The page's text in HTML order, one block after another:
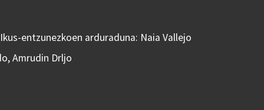
entzunezkoen arduraduna: Naia Vallejo
Amrudin Drljo